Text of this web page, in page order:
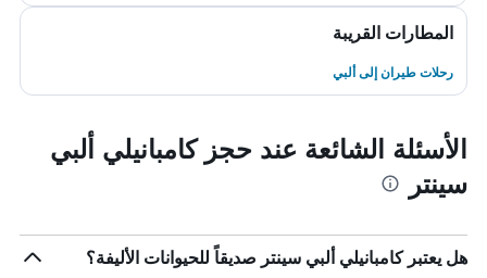
المطارات القريبة
رحلات طيران إلى ألبي
الأسئلة الشائعة عند حجز كامبانيلي ألبي
سينتر
هل يعتبر كامبانيلي ألبي سينتر صديقاً للحيوانات الأليفة؟